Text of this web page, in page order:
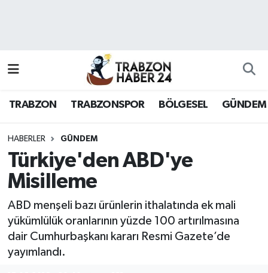
TRABZON TRABZONSPOR BÖLGESEL GÜNDEM
HABERLER GÜNDEM
Türkiye'den ABD'ye
Misilleme
ABD menşeli bazı ürünlerin ithalatında ek mali
yükümlülük oranlarının yüzde 100 artırılmasına
dair Cumhurbaşkanı kararı Resmi Gazete’de
yayımlandı.
Hava Durumu
Namaz Vakitleri
Trafik Durumu
Süper Lig Puan Durumu ve Fikstür
Son Dakika Haberleri
Haber Arşivi